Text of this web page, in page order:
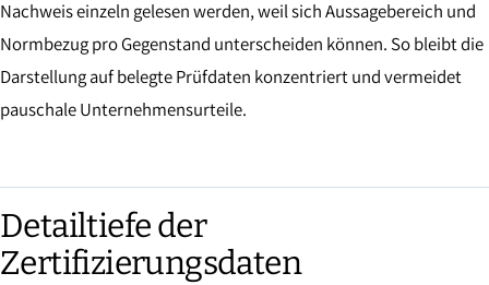
Nachweis einzeln gelesen werden, weil sich Aussagebereich und
Normbezug pro Gegenstand unterscheiden können. So bleibt die
Darstellung auf belegte Prüfdaten konzentriert und vermeidet
pauschale Unternehmensurteile.
Detailtiefe der
Zertifizierungsdaten